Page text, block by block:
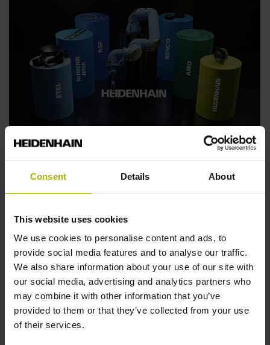
Consent Details About
This website uses cookies
We use cookies to personalise content and ads, to
provide social media features and to analyse our traffic.
We also share information about your use of our site with
our social media, advertising and analytics partners who
may combine it with other information that you’ve
provided to them or that they’ve collected from your use
of their services.
正确解决方案
欢迎莅临HEIDENHAIN SPS线上展会！我们为您的需
虞。
更多信息